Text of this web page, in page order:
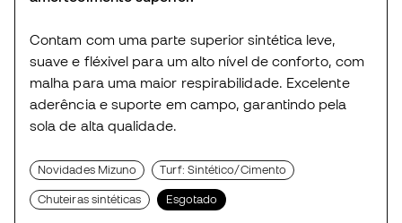
Contam com uma parte superior sintética leve,
suave e fléxivel para um alto nível de conforto, com
malha para uma maior respirabilidade. Excelente
aderência e suporte em campo, garantindo pela
sola de alta qualidade.
Novidades Mizuno Turf: Sintético/Cimento
Chuteiras sintéticas Esgotado